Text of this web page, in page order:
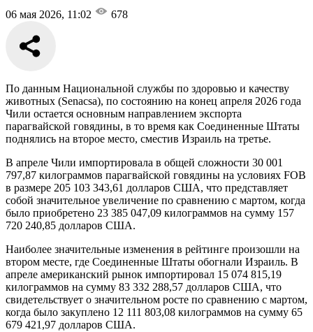
06 мая 2026, 11:02 678
По данным Национальной службы по здоровью и качеству
животных (Senacsa), по состоянию на конец апреля 2026 года
Чили остается основным направлением экспорта
парагвайской говядины, в то время как Соединенные Штаты
поднялись на второе место, сместив Израиль на третье.
В апреле Чили импортировала в общей сложности 30 001
797,87 килограммов парагвайской говядины на условиях FOB
в размере 205 103 343,61 долларов США, что представляет
собой значительное увеличение по сравнению с мартом, когда
было приобретено 23 385 047,09 килограммов на сумму 157
720 240,85 долларов США.
Наиболее значительные изменения в рейтинге произошли на
втором месте, где Соединенные Штаты обогнали Израиль. В
апреле американский рынок импортировал 15 074 815,19
килограммов на сумму 83 332 288,57 долларов США, что
свидетельствует о значительном росте по сравнению с мартом,
когда было закуплено 12 111 803,08 килограммов на сумму 65
679 421,97 долларов США.